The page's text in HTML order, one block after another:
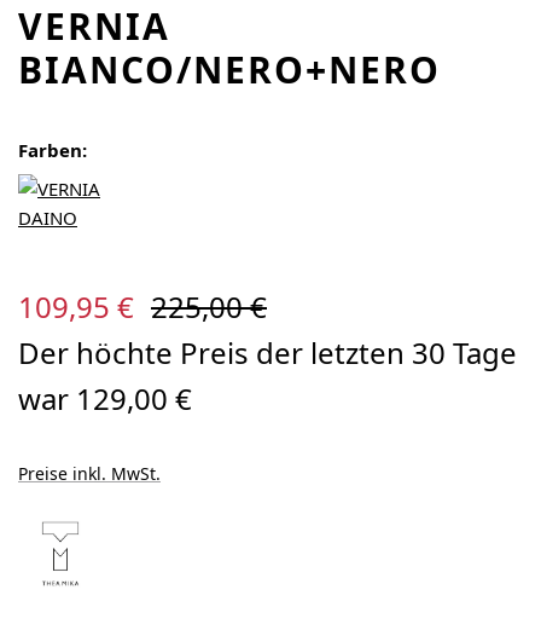
VERNIA
BIANCO/NERO+NERO
Farben:
Verkaufspreis:
109,95 € Regulärer Preis:
225,00 €
Der höchte Preis der letzten 30 Tage
war 129,00 €
Preise inkl. MwSt.